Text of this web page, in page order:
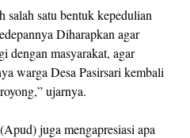
satu bentuk kepedulian
Diharapkan agar
dengan masyarakat, agar
warga Desa Pasirsari kembali
ujarnya.
juga mengapresiasi apa